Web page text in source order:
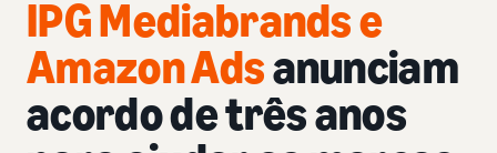
IPG Mediabrands e
Amazon Adsanunciam
acordo de três anos